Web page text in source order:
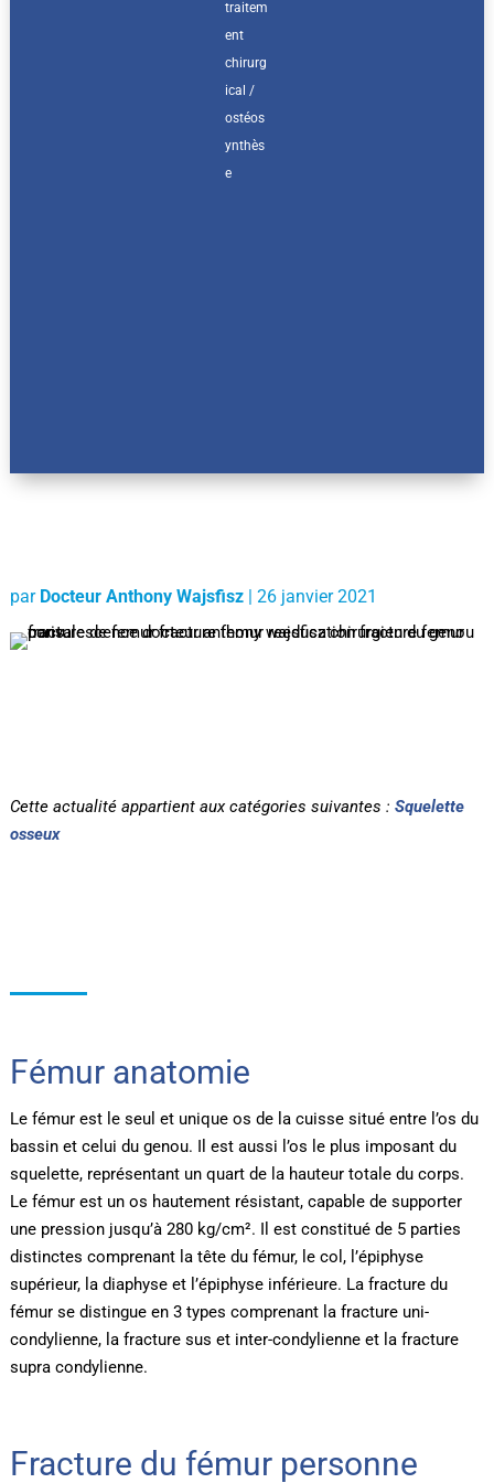
traitem
ent
chirurg
ical /
ostéos
ynthès
e
par Docteur Anthony Wajsfisz| 26 janvier 2021
Cette actualité appartient aux catégories suivantes : Squelette
osseux
Fémur anatomie
Le fémur est le seul et unique os de la cuisse situé entre l’os du
bassin et celui du genou. Il est aussi l’os le plus imposant du
squelette, représentant un quart de la hauteur totale du corps.
Le fémur est un os hautement résistant, capable de supporter
une pression jusqu’à 280 kg/cm². Il est constitué de 5 parties
distinctes comprenant la tête du fémur, le col, l’épiphyse
supérieur, la diaphyse et l’épiphyse inférieure. La fracture du
fémur se distingue en 3 types comprenant la fracture uni-
condylienne, la fracture sus et inter-condylienne et la fracture
supra condylienne.
Fracture du fémur personne